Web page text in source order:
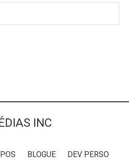
INC
BLOGUE DEV PERSO